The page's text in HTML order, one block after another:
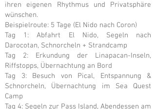
ihren eigenen Rhythmus und Privatsphäre
wünschen.
Beispielroute: 5 Tage (El Nido nach Coron)
Tag 1: Abfahrt El Nido, Segeln nach
Darocotan, Schnorcheln + Strandcamp
Tag 2: Erkundung der Linapacan-Inseln,
Riffstopps, Übernachtung an Bord
Tag 3: Besuch von Pical, Entspannung &
Schnorcheln, Übernachtung im Sea Quest
Camp
Tag 4: Segeln zur Pass Island, Abendessen am